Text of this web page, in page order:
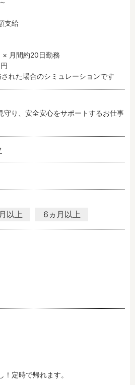
支給
月間約20日勤務
れた場合のシミュレーションです
守り、安全安心をサポートするお仕事
以上 6ヵ月以上
定時で帰れます。
住宅手当・借上社宅
初心者歓迎
当社スタッフ活躍中
社会福祉法人
単発保育士として働
〜